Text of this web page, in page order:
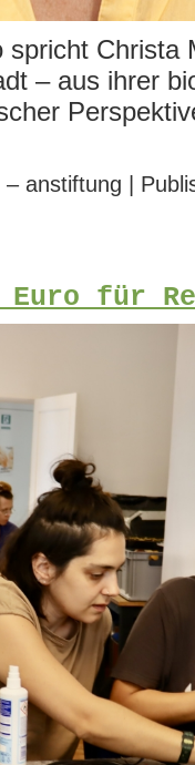
spricht Christa
– aus ihrer
– anstiftung
für